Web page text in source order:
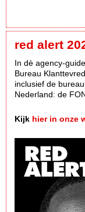
red alert
In dè agency-
Bureau
inclusief de
Nederland: de
Kijk hier in onze